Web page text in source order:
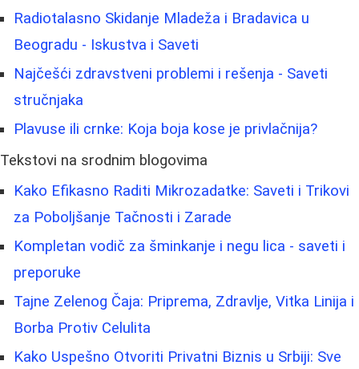
Radiotalasno Skidanje Mladeža i Bradavica u
Beogradu - Iskustva i Saveti
Najčešći zdravstveni problemi i rešenja - Saveti
stručnjaka
Plavuse ili crnke: Koja boja kose je privlačnija?
Tekstovi na srodnim blogovima
Kako Efikasno Raditi Mikrozadatke: Saveti i Trikovi
za Poboljšanje Tačnosti i Zarade
Kompletan vodič za šminkanje i negu lica - saveti i
preporuke
Tajne Zelenog Čaja: Priprema, Zdravlje, Vitka Linija i
Borba Protiv Celulita
Kako Uspešno Otvoriti Privatni Biznis u Srbiji: Sve